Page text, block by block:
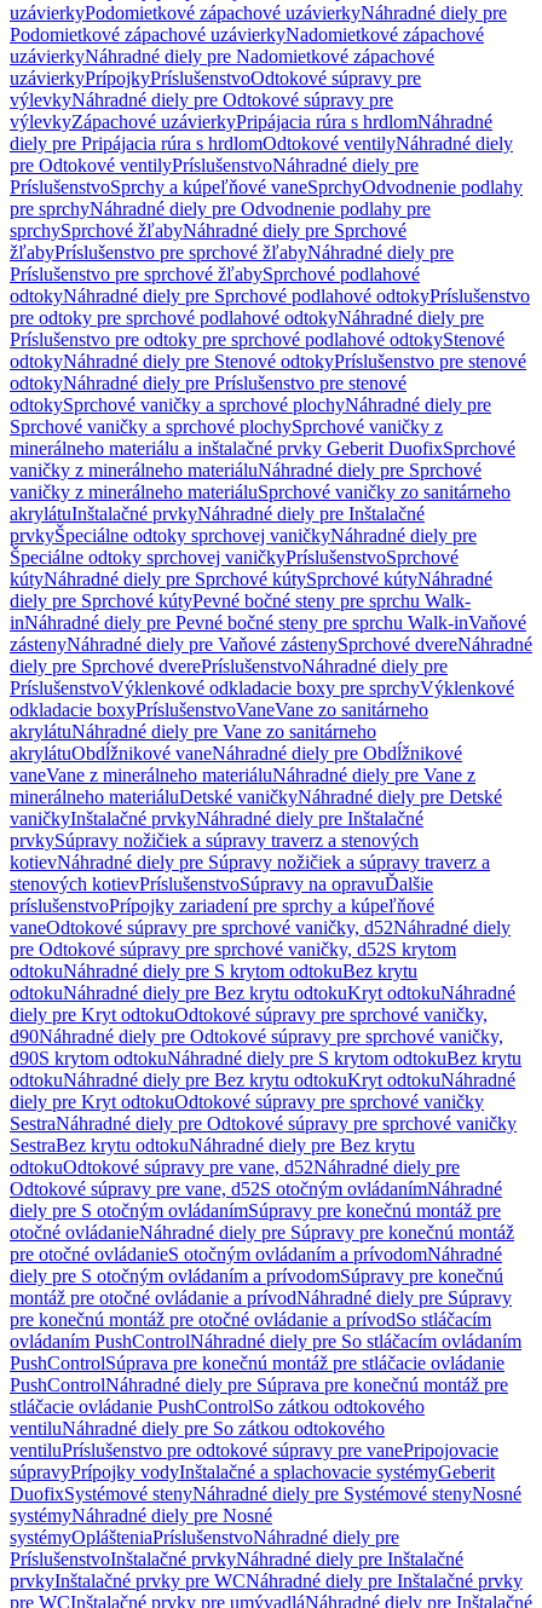
uzávierkyPodomietkové zápachové uzávierkyNáhradné diely pre
Podomietkové zápachové uzávierkyNadomietkové zápachové
uzávierkyNáhradné diely pre Nadomietkové zápachové
uzávierkyPrípojkyPríslušenstvoOdtokové súpravy pre
výlevkyNáhradné diely pre Odtokové súpravy pre
výlevkyZápachové uzávierkyPripájacia rúra s hrdlomNáhradné
diely pre Pripájacia rúra s hrdlomOdtokové ventilyNáhradné diely
pre Odtokové ventilyPríslušenstvoNáhradné diely pre
PríslušenstvoSprchy a kúpeľňové vaneSprchyOdvodnenie podlahy
pre sprchyNáhradné diely pre Odvodnenie podlahy pre
sprchySprchové žľabyNáhradné diely pre Sprchové
žľabyPríslušenstvo pre sprchové žľabyNáhradné diely pre
Príslušenstvo pre sprchové žľabySprchové podlahové
odtokyNáhradné diely pre Sprchové podlahové odtokyPríslušenstvo
pre odtoky pre sprchové podlahové odtokyNáhradné diely pre
Príslušenstvo pre odtoky pre sprchové podlahové odtokyStenové
odtokyNáhradné diely pre Stenové odtokyPríslušenstvo pre stenové
odtokyNáhradné diely pre Príslušenstvo pre stenové
odtokySprchové vaničky a sprchové plochyNáhradné diely pre
Sprchové vaničky a sprchové plochySprchové vaničky z
minerálneho materiálu a inštalačné prvky Geberit DuofixSprchové
vaničky z minerálneho materiáluNáhradné diely pre Sprchové
vaničky z minerálneho materiáluSprchové vaničky zo sanitárneho
akrylátuInštalačné prvkyNáhradné diely pre Inštalačné
prvkyŠpeciálne odtoky sprchovej vaničkyNáhradné diely pre
Špeciálne odtoky sprchovej vaničkyPríslušenstvoSprchové
kútyNáhradné diely pre Sprchové kútySprchové kútyNáhradné
diely pre Sprchové kútyPevné bočné steny pre sprchu Walk-
inNáhradné diely pre Pevné bočné steny pre sprchu Walk-inVaňové
zástenyNáhradné diely pre Vaňové zástenySprchové dvereNáhradné
diely pre Sprchové dverePríslušenstvoNáhradné diely pre
PríslušenstvoVýklenkové odkladacie boxy pre sprchyVýklenkové
odkladacie boxyPríslušenstvoVaneVane zo sanitárneho
akrylátuNáhradné diely pre Vane zo sanitárneho
akrylátuObdĺžnikové vaneNáhradné diely pre Obdĺžnikové
vaneVane z minerálneho materiáluNáhradné diely pre Vane z
minerálneho materiáluDetské vaničkyNáhradné diely pre Detské
vaničkyInštalačné prvkyNáhradné diely pre Inštalačné
prvkySúpravy nožičiek a súpravy traverz a stenových
kotievNáhradné diely pre Súpravy nožičiek a súpravy traverz a
stenových kotievPríslušenstvoSúpravy na opravuĎalšie
príslušenstvoPrípojky zariadení pre sprchy a kúpeľňové
vaneOdtokové súpravy pre sprchové vaničky, d52Náhradné diely
pre Odtokové súpravy pre sprchové vaničky, d52S krytom
odtokuNáhradné diely pre S krytom odtokuBez krytu
odtokuNáhradné diely pre Bez krytu odtokuKryt odtokuNáhradné
diely pre Kryt odtokuOdtokové súpravy pre sprchové vaničky,
d90Náhradné diely pre Odtokové súpravy pre sprchové vaničky,
d90S krytom odtokuNáhradné diely pre S krytom odtokuBez krytu
odtokuNáhradné diely pre Bez krytu odtokuKryt odtokuNáhradné
diely pre Kryt odtokuOdtokové súpravy pre sprchové vaničky
SestraNáhradné diely pre Odtokové súpravy pre sprchové vaničky
SestraBez krytu odtokuNáhradné diely pre Bez krytu
odtokuOdtokové súpravy pre vane, d52Náhradné diely pre
Odtokové súpravy pre vane, d52S otočným ovládanímNáhradné
diely pre S otočným ovládanímSúpravy pre konečnú montáž pre
otočné ovládanieNáhradné diely pre Súpravy pre konečnú montáž
pre otočné ovládanieS otočným ovládaním a prívodomNáhradné
diely pre S otočným ovládaním a prívodomSúpravy pre konečnú
montáž pre otočné ovládanie a prívodNáhradné diely pre Súpravy
pre konečnú montáž pre otočné ovládanie a prívodSo stláčacím
ovládaním PushControlNáhradné diely pre So stláčacím ovládaním
PushControlSúprava pre konečnú montáž pre stláčacie ovládanie
PushControlNáhradné diely pre Súprava pre konečnú montáž pre
stláčacie ovládanie PushControlSo zátkou odtokového
ventiluNáhradné diely pre So zátkou odtokového
ventiluPríslušenstvo pre odtokové súpravy pre vanePripojovacie
súpravyPrípojky vodyInštalačné a splachovacie systémyGeberit
DuofixSystémové stenyNáhradné diely pre Systémové stenyNosné
systémyNáhradné diely pre Nosné
systémyOplášteniaPríslušenstvoNáhradné diely pre
PríslušenstvoInštalačné prvkyNáhradné diely pre Inštalačné
prvkyInštalačné prvky pre WCNáhradné diely pre Inštalačné prvky
pre WCInštalačné prvky pre umývadláNáhradné diely pre Inštalačné